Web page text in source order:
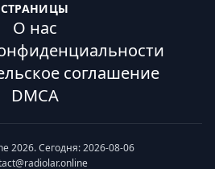
СТРАНИЦЫ
О нас
соглашение
DMCA
2026. Сегодня: 2026-08-06